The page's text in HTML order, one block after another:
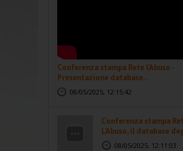
Conferenza stampa Rete l'Abuso -
Presentazione database...
08/05/2025, 12:15:42
Conferenza stampa
L'Abuso, il database
abusi...08/05/2025, 12:11:03